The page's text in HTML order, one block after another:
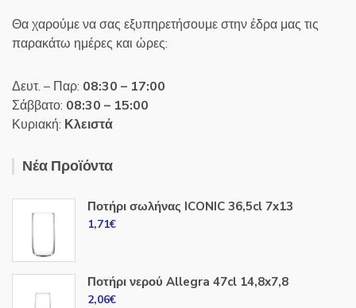
Θα χαρούμε να σας εξυπηρετήσουμε στην έδρα μας τις
παρακάτω ημέρες και ώρες:
Δευτ. – Παρ: 08:30 – 17:00
Σάββατο: 08:30 – 15:00
Κυριακή: Κλειστά
Νέα Προϊόντα
Ποτήρι σωλήνας ICONIC 36,5cl 7x13
1,71€
Ποτήρι νερού Allegra 47cl 14,8x7,8
2,06€